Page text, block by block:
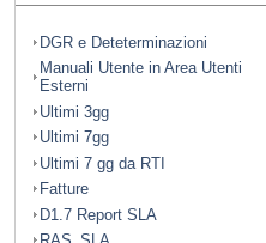
DGR e Deteterminazioni
Manuali Utente in Area Utenti
Esterni
Ultimi 3gg
Ultimi 7gg
Ultimi 7 gg da RTI
Fatture
D1.7 Report SLA